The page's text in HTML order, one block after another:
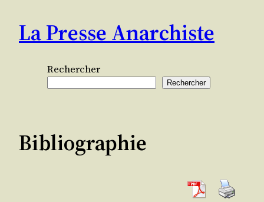
contenu
La Presse Anarchiste
Rechercher
Rechercher
Bibliographie